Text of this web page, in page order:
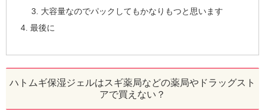
大容量なのでパックしてもかなりもつと思います
最後に
ハトムギ保湿ジェルはスギ薬局などの薬局やドラッグスト
アで買えない？